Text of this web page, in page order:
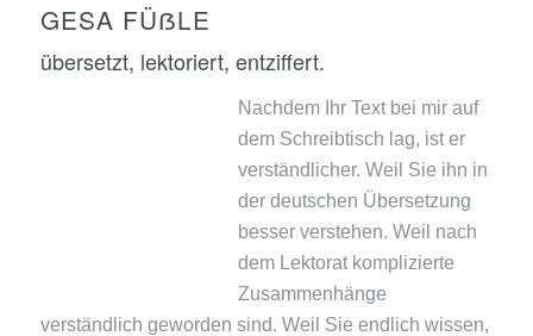
GESA FÜẞLE
übersetzt, lektoriert, entziffert.
Nachdem Ihr Text bei mir auf
dem Schreibtisch lag, ist er
verständlicher. Weil Sie ihn in
der deutschen Übersetzung
besser verstehen. Weil nach
dem Lektorat komplizierte
Zusammenhänge
verständlich geworden sind. Weil Sie endlich wissen,